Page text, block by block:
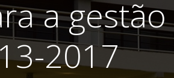
a gestão
2017